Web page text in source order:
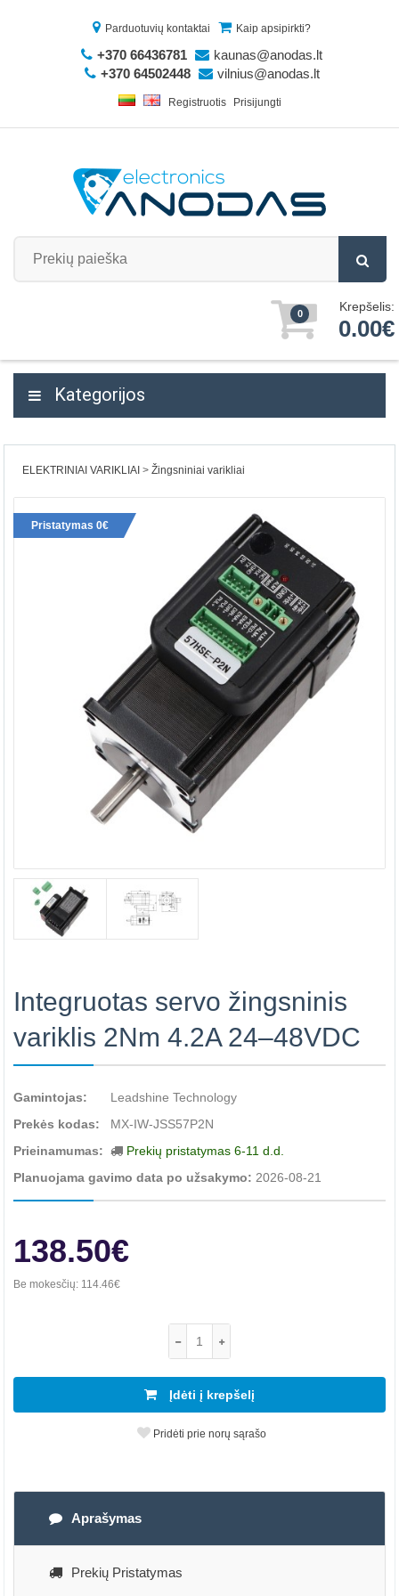
Parduotuvių kontaktai Kaip apsipirkti?
+370 66436781
kaunas@anodas.lt
+370 64502448
vilnius@anodas.lt
Registruotis Prisijungti
0 Krepšelis:
0.00€
Kategorijos
ELEKTRINIAI VARIKLIAI Žingsniniai varikliai
Pristatymas 0€
Integruotas servo žingsninis
variklis 2Nm 4.2A 24–48VDC
Gamintojas:
Leadshine Technology
Prekės kodas:
MX-IW-JSS57P2N
Prieinamumas:
Prekių pristatymas 6-11 d.d.
Planuojama gavimo data po užsakymo: 2026-08-21
138.50€
Be mokesčių: 114.46€
Įdėti į krepšelį
Pridėti prie norų sąrašo
Aprašymas
Prekių Pristatymas